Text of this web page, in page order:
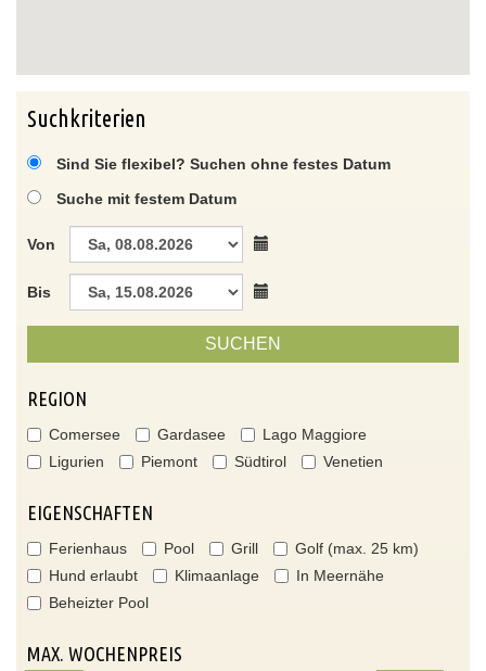
Suchkriterien
Sind Sie flexibel? Suchen ohne festes Datum
Suche mit festem Datum
Von
Bis
SUCHEN
REGION
Comersee Gardasee
Lago Maggiore
Ligurien
Piemont Südtirol Venetien
EIGENSCHAFTEN
Ferienhaus Pool Grill
Golf (max. 25 km)
Hund erlaubt
Klimaanlage
In Meernähe
Beheizter Pool
MAX. WOCHENPREIS